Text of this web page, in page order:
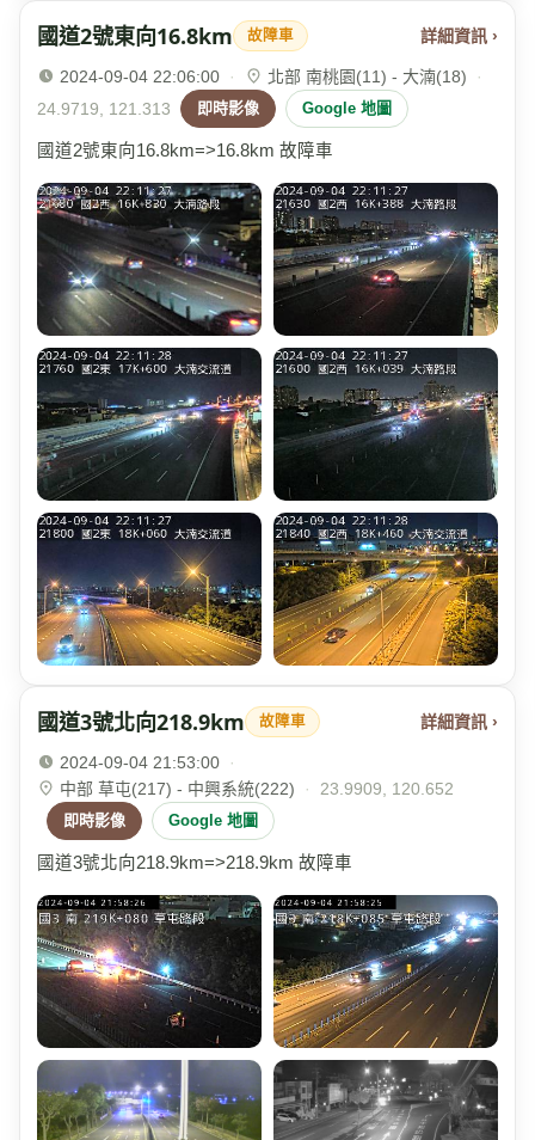
國道2號東向16.8km 故障車 詳細資訊 ›
2024-09-04 22:06:00 · 北部 南桃園(11) - 大湳(18)
·
24.9719, 121.313
即時影像 Google 地圖
國道2號東向16.8km=>16.8km 故障車
國道3號北向218.9km 故障車 詳細資訊 ›
2024-09-04 21:53:00
·
中部 草屯(217) - 中興系統(222)
· 23.9909, 120.652
即時影像 Google 地圖
國道3號北向218.9km=>218.9km 故障車